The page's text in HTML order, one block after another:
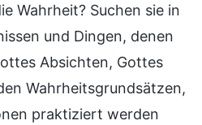
Wahrheit? Suchen sie in
und Dingen, denen
Absichten, Gottes
Wahrheitsgrundsätzen,
praktiziert werden